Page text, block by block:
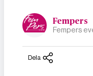
Fempers
Fempers
Dela